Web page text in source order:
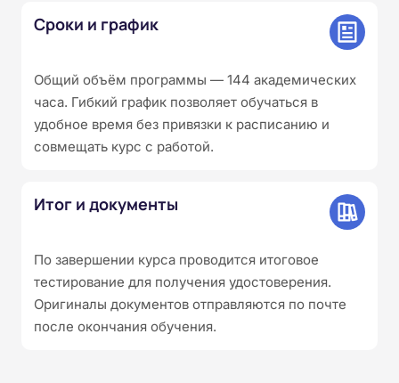
Сроки и график
Общий объём программы — 144 академических
часа. Гибкий график позволяет обучаться в
удобное время без привязки к расписанию и
совмещать курс с работой.
Итог и документы
По завершении курса проводится итоговое
тестирование для получения удостоверения.
Оригиналы документов отправляются по почте
после окончания обучения.